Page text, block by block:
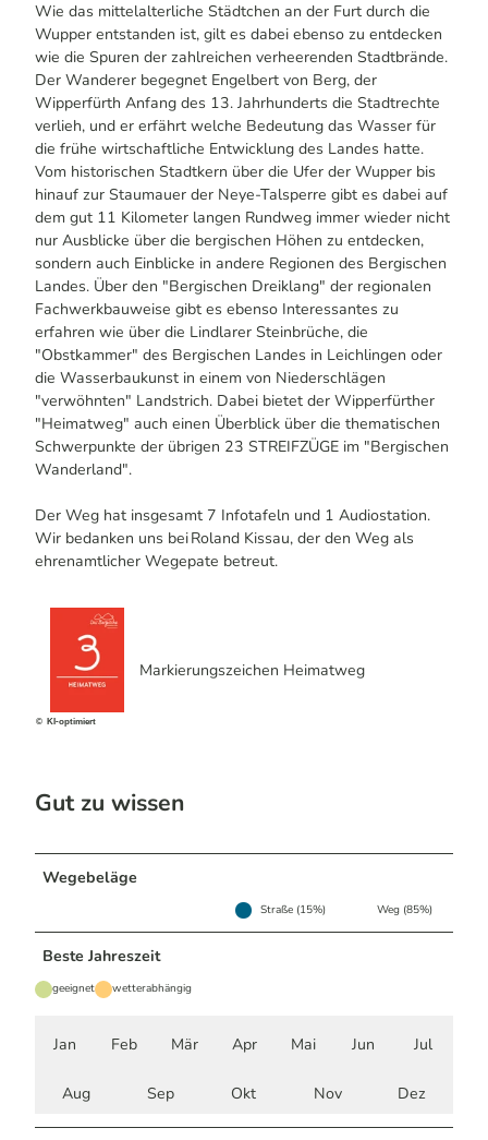
Wie das mittelalterliche Städtchen an der Furt durch die
Wupper entstanden ist, gilt es dabei ebenso zu entdecken
wie die Spuren der zahlreichen verheerenden Stadtbrände.
Der Wanderer begegnet Engelbert von Berg, der
Wipperfürth Anfang des 13. Jahrhunderts die Stadtrechte
verlieh, und er erfährt welche Bedeutung das Wasser für
die frühe wirtschaftliche Entwicklung des Landes hatte.
Vom historischen Stadtkern über die Ufer der Wupper bis
hinauf zur Staumauer der Neye-Talsperre gibt es dabei auf
dem gut 11 Kilometer langen Rundweg immer wieder nicht
nur Ausblicke über die bergischen Höhen zu entdecken,
sondern auch Einblicke in andere Regionen des Bergischen
Landes. Über den "Bergischen Dreiklang" der regionalen
Fachwerkbauweise gibt es ebenso Interessantes zu
erfahren wie über die Lindlarer Steinbrüche, die
"Obstkammer" des Bergischen Landes in Leichlingen oder
die Wasserbaukunst in einem von Niederschlägen
"verwöhnten" Landstrich. Dabei bietet der Wipperfürther
"Heimatweg" auch einen Überblick über die thematischen
Schwerpunkte der übrigen 23 STREIFZÜGE im "Bergischen
Wanderland".
Der Weg hat insgesamt 7 Infotafeln und 1 Audiostation.
Wir bedanken uns bei Roland Kissau, der den Weg als
ehrenamtlicher Wegepate betreut.
© KI-optimiert
Markierungszeichen Heimatweg
Gut zu wissen
Wegebeläge
Straße (15%) Weg (85%)
Beste Jahreszeit
geeignet wetterabhängig
Jan Feb Mär Apr Mai Jun Jul
Aug Sep Okt Nov Dez